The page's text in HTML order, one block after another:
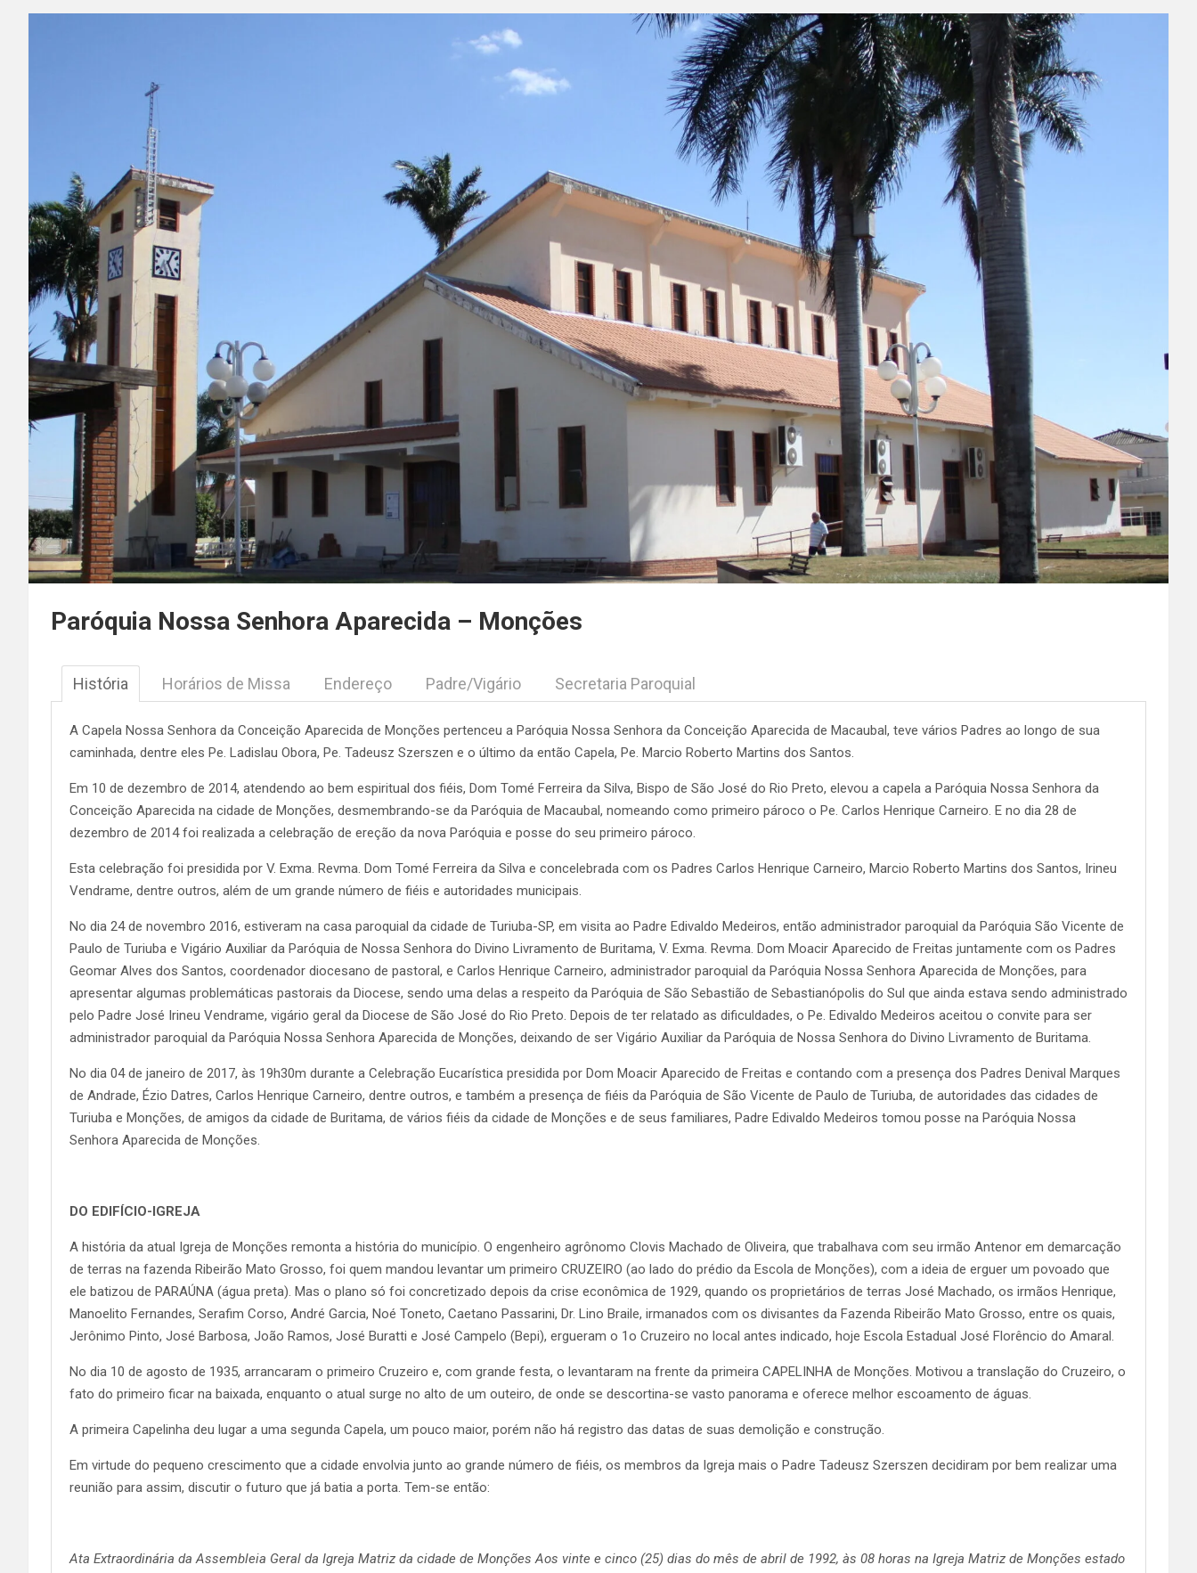
Paróquia Nossa Senhora Aparecida – Monções
História Horários de Missa Endereço Padre/Vigário Secretaria Paroquial
A Capela Nossa Senhora da Conceição Aparecida de Monções pertenceu a Paróquia Nossa Senhora da Conceição Aparecida de Macaubal, teve vários Padres ao longo de sua
caminhada, dentre eles Pe. Ladislau Obora, Pe. Tadeusz Szerszen e o último da então Capela, Pe. Marcio Roberto Martins dos Santos.
Em 10 de dezembro de 2014, atendendo ao bem espiritual dos fiéis, Dom Tomé Ferreira da Silva, Bispo de São José do Rio Preto, elevou a capela a Paróquia Nossa Senhora da
Conceição Aparecida na cidade de Monções, desmembrando-se da Paróquia de Macaubal, nomeando como primeiro pároco o Pe. Carlos Henrique Carneiro. E no dia 28 de
dezembro de 2014 foi realizada a celebração de ereção da nova Paróquia e posse do seu primeiro pároco.
Esta celebração foi presidida por V. Exma. Revma. Dom Tomé Ferreira da Silva e concelebrada com os Padres Carlos Henrique Carneiro, Marcio Roberto Martins dos Santos, Irineu
Vendrame, dentre outros, além de um grande número de fiéis e autoridades municipais.
No dia 24 de novembro 2016, estiveram na casa paroquial da cidade de Turiuba-SP, em visita ao Padre Edivaldo Medeiros, então administrador paroquial da Paróquia São Vicente de
Paulo de Turiuba e Vigário Auxiliar da Paróquia de Nossa Senhora do Divino Livramento de Buritama, V. Exma. Revma. Dom Moacir Aparecido de Freitas juntamente com os Padres
Geomar Alves dos Santos, coordenador diocesano de pastoral, e Carlos Henrique Carneiro, administrador paroquial da Paróquia Nossa Senhora Aparecida de Monções, para
apresentar algumas problemáticas pastorais da Diocese, sendo uma delas a respeito da Paróquia de São Sebastião de Sebastianópolis do Sul que ainda estava sendo administrado
pelo Padre José Irineu Vendrame, vigário geral da Diocese de São José do Rio Preto. Depois de ter relatado as dificuldades, o Pe. Edivaldo Medeiros aceitou o convite para ser
administrador paroquial da Paróquia Nossa Senhora Aparecida de Monções, deixando de ser Vigário Auxiliar da Paróquia de Nossa Senhora do Divino Livramento de Buritama.
No dia 04 de janeiro de 2017, às 19h30m durante a Celebração Eucarística presidida por Dom Moacir Aparecido de Freitas e contando com a presença dos Padres Denival Marques
de Andrade, Ézio Datres, Carlos Henrique Carneiro, dentre outros, e também a presença de fiéis da Paróquia de São Vicente de Paulo de Turiuba, de autoridades das cidades de
Turiuba e Monções, de amigos da cidade de Buritama, de vários fiéis da cidade de Monções e de seus familiares, Padre Edivaldo Medeiros tomou posse na Paróquia Nossa
Senhora Aparecida de Monções.
DO EDIFÍCIO-IGREJA
A história da atual Igreja de Monções remonta a história do município. O engenheiro agrônomo Clovis Machado de Oliveira, que trabalhava com seu irmão Antenor em demarcação
de terras na fazenda Ribeirão Mato Grosso, foi quem mandou levantar um primeiro CRUZEIRO (ao lado do prédio da Escola de Monções), com a ideia de erguer um povoado que
ele batizou de PARAÚNA (água preta). Mas o plano só foi concretizado depois da crise econômica de 1929, quando os proprietários de terras José Machado, os irmãos Henrique,
Manoelito Fernandes, Serafim Corso, André Garcia, Noé Toneto, Caetano Passarini, Dr. Lino Braile, irmanados com os divisantes da Fazenda Ribeirão Mato Grosso, entre os quais,
Jerônimo Pinto, José Barbosa, João Ramos, José Buratti e José Campelo (Bepi), ergueram o 1o Cruzeiro no local antes indicado, hoje Escola Estadual José Florêncio do Amaral.
No dia 10 de agosto de 1935, arrancaram o primeiro Cruzeiro e, com grande festa, o levantaram na frente da primeira CAPELINHA de Monções. Motivou a translação do Cruzeiro, o
fato do primeiro ficar na baixada, enquanto o atual surge no alto de um outeiro, de onde se descortina-se vasto panorama e oferece melhor escoamento de águas.
A primeira Capelinha deu lugar a uma segunda Capela, um pouco maior, porém não há registro das datas de suas demolição e construção.
Em virtude do pequeno crescimento que a cidade envolvia junto ao grande número de fiéis, os membros da Igreja mais o Padre Tadeusz Szerszen decidiram por bem realizar uma
reunião para assim, discutir o futuro que já batia a porta. Tem-se então:
Ata Extraordinária da Assembleia Geral da Igreja Matriz da cidade de Monções Aos vinte e cinco (25) dias do mês de abril de 1992, às 08 horas na Igreja Matriz de Monções estado